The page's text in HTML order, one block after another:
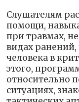
Слушателям
помощи,
при травмах,
видах
человека в
этого,
относительно
ситуациях,